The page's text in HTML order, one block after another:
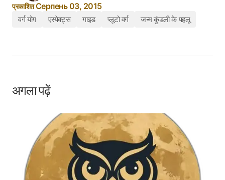
प्रकाशितСерпень 03, 2015
वर्ग योग एस्पेक्ट्स गाइड प्लूटो वर्ग जन्म कुंडली के पहलू
अगला पढ़ें